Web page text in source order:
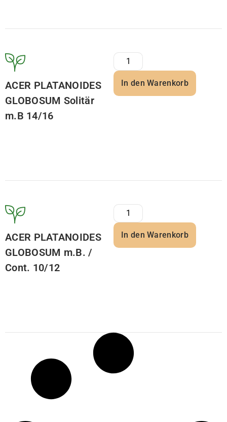
ACER PLATANOIDES
GLOBOSUM Solitär
m.B 14/16
In den Warenkorb
ACER PLATANOIDES
GLOBOSUM m.B. /
Cont. 10/12
In den Warenkorb